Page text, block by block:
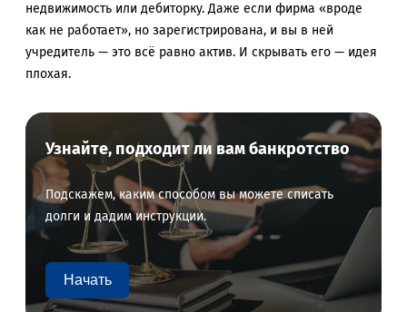
недвижимость или дебиторку. Даже если фирма «вроде
как не работает», но зарегистрирована, и вы в ней
учредитель — это всё равно актив. И скрывать его — идея
плохая.
Узнайте, подходит ли вам банкротство
Подскажем, каким способом вы можете списать
долги и дадим инструкции.
Начать